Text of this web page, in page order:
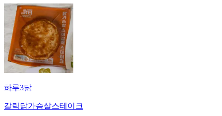
하루3닭
갈릭닭가슴살스테이크